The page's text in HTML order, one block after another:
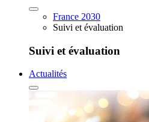
France 2030
Suivi et évaluation
Suivi et évaluation
Actualités